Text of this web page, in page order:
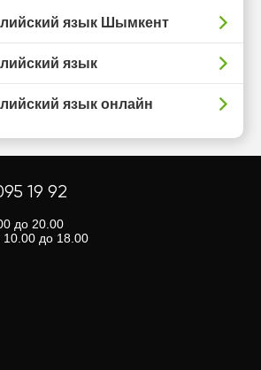
язык Шымкент
язык
язык онлайн
19 92
до 20.00
до 18.00